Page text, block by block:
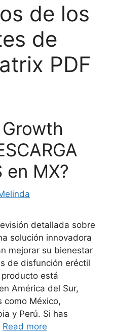
de los
de
PDF
en MX?
detallada sobre
solución innovadora
mejorar su bienestar
de disfunción eréctil
está
América del Sur,
como México,
y Perú. Si has
Read more